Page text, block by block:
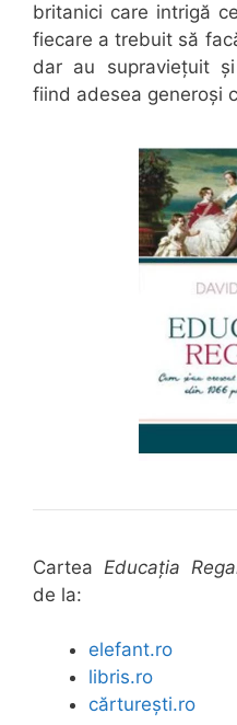
britanici care intrigă
fiecare a trebuit să
dar au supraviețuit
fiind adesea generoși
Cartea Educația
de la:
elefant.ro
libris.ro
cărturești.ro